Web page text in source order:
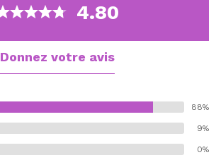
4.80
Donnez votre avis
88%
9%
0%